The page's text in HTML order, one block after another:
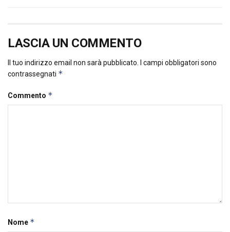
LASCIA UN COMMENTO
Il tuo indirizzo email non sarà pubblicato.
I campi obbligatori sono
contrassegnati *
Commento *
Nome *